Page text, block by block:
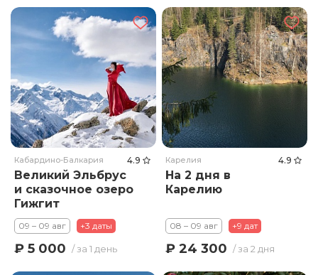
Кабардино-Балкария 4.9
Великий Эльбрус
и сказочное озеро
Гижгит
09 – 09 авг +3 даты
₽ 5 000 / за 1 день
Карелия 4.9
На 2 дня в
Карелию
08 – 09 авг +9 дат
₽ 24 300 / за 2 дня